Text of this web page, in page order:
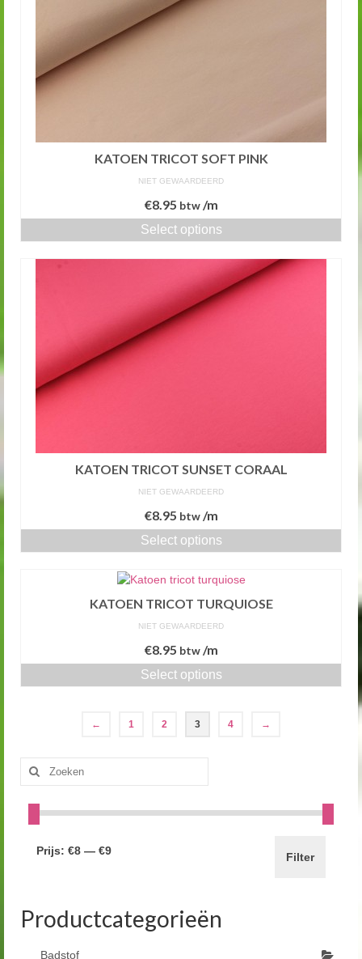
KATOEN TRICOT SOFT PINK
NIET GEWAARDEERD
€8.95 btw/m
Select options
KATOEN TRICOT SUNSET CORAAL
NIET GEWAARDEERD
€8.95 btw/m
Select options
KATOEN TRICOT TURQUIOSE
NIET GEWAARDEERD
€8.95 btw/m
Select options
← 1 2 3 4 →
Zoeken
naar:
Filter
Prijs: €8 — €9
Productcategorieën
Badstof